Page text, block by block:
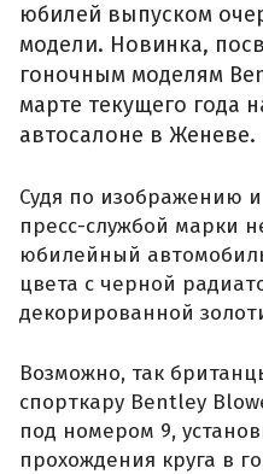
юбилей выпуском
модели. Новинка,
гоночным моделям
марте текущего года
автосалоне в Женеве.
Судя по изображению
пресс-службой марки
юбилейный
цвета с черной
декорированной
Возможно, так
спорткару Bentley
под номером 9,
прохождения круга в